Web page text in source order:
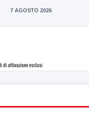
7 AGOSTO 2026